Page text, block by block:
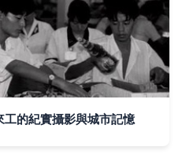
的紀實攝影與城市記憶